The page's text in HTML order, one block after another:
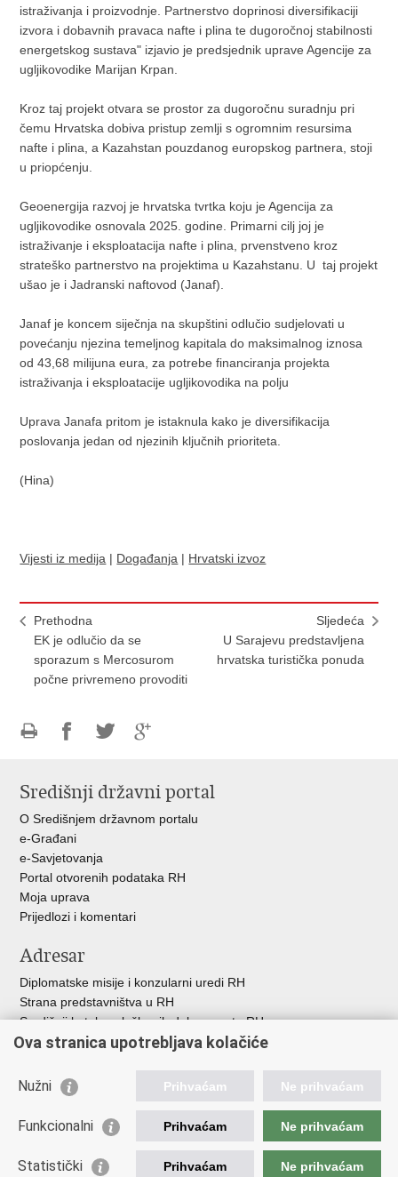
istraživanja i proizvodnje. Partnerstvo doprinosi diversifikaciji
izvora i dobavnih pravaca nafte i plina te dugoročnoj stabilnosti
energetskog sustava" izjavio je predsjednik uprave Agencije za
ugljikovodike Marijan Krpan.
Kroz taj projekt otvara se prostor za dugoročnu suradnju pri
čemu Hrvatska dobiva pristup zemlji s ogromnim resursima
nafte i plina, a Kazahstan pouzdanog europskog partnera, stoji
u priopćenju.
Geoenergija razvoj je hrvatska tvrtka koju je Agencija za
ugljikovodike osnovala 2025. godine. Primarni cilj joj je
istraživanje i eksploatacija nafte i plina, prvenstveno kroz
strateško partnerstvo na projektima u Kazahstanu. U taj projekt
ušao je i Jadranski naftovod (Janaf).
Janaf je koncem siječnja na skupštini odlučio sudjelovati u
povećanju njezina temeljnog kapitala do maksimalnog iznosa
od 43,68 milijuna eura, za potrebe financiranja projekta
istraživanja i eksploatacije ugljikovodika na polju
Uprava Janafa pritom je istaknula kako je diversifikacija
poslovanja jedan od njezinih ključnih prioriteta.
(Hina)
Vijesti iz medija | Događanja | Hrvatski izvoz
Prethodna
EK je odlučio da se
sporazum s Mercosurom
počne privremeno provoditi
Sljedeća
U Sarajevu predstavljena
hrvatska turistička ponuda
FacebookuTwitteruGoogle
Središnji državni portal
O Središnjem državnom portalu
e-Građani
e-Savjetovanja
Portal otvorenih podataka RH
Moja uprava
Prijedlozi i komentari
Adresar
Diplomatske misije i konzularni uredi RH
Strana predstavništva u RH
Središnji katalog službenih dokumenata RH
Adresar tijela javne vlasti
Besplatni telefoni javne uprave
Korisne poveznice
Hrvatska gospodarska komora
Ova stranica upotrebljava kolačiće
Nužni Prihvaćam Ne prihvaćam
Funkcionalni Prihvaćam Ne prihvaćam
Statistički Prihvaćam Ne prihvaćam